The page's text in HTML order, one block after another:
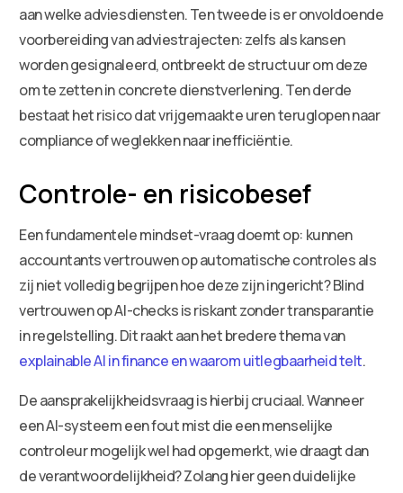
aan welke adviesdiensten. Ten tweede is er onvoldoende
voorbereiding van adviestrajecten: zelfs als kansen
worden gesignaleerd, ontbreekt de structuur om deze
om te zetten in concrete dienstverlening. Ten derde
bestaat het risico dat vrijgemaakte uren teruglopen naar
compliance of weglekken naar inefficiëntie.
Controle- en risicobesef
Een fundamentele mindset-vraag doemt op: kunnen
accountants vertrouwen op automatische controles als
zij niet volledig begrijpen hoe deze zijn ingericht? Blind
vertrouwen op AI-checks is riskant zonder transparantie
in regelstelling. Dit raakt aan het bredere thema van
explainable AI in finance en waarom uitlegbaarheid telt.
De aansprakelijkheidsvraag is hierbij cruciaal. Wanneer
een AI-systeem een fout mist die een menselijke
controleur mogelijk wel had opgemerkt, wie draagt dan
de verantwoordelijkheid? Zolang hier geen duidelijke